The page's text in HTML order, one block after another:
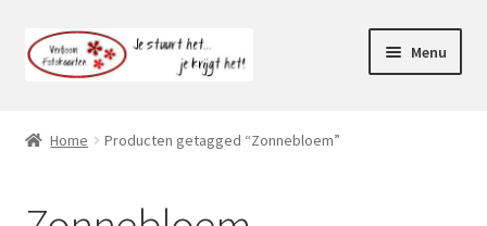
Ga
door
Ga
naar
Menu
Home Producten getagged “Zonnebloem”